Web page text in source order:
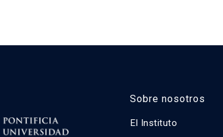
Sobre nosotros
El Instituto